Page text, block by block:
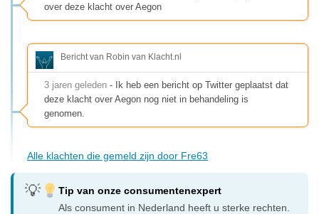
over deze klacht over Aegon
Bericht van Robin van Klacht.nl
3 jaren geleden - Ik heb een bericht op Twitter geplaatst dat
deze klacht over Aegon nog niet in behandeling is
genomen.
Alle klachten die gemeld zijn door Fre63
Tip van onze consumentenexpert
Als consument in Nederland heeft u sterke rechten.